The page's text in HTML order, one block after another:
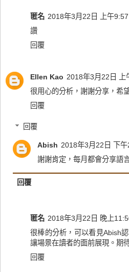
匿名 2018年3月22日 上午9:57
讚
回覆
Ellen Kao 2018年3月22日 上
很用心的分析，謝謝分享，希
回覆
回覆
Abish 2018年3月22日 下午
謝謝肯定，每月都會分享語
回覆
匿名 2018年3月22日 晚上
很棒的分析，可以看見Abish
讓場景在讀者的面前展現。期
回覆